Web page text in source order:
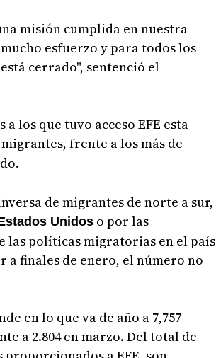
misión cumplida en nuestra
esfuerzo y para todos los
cerrado", sentenció el
los que tuvo acceso EFE esta
migrantes, frente a los más de
de migrantes de norte a sur,
Unidoso por las
las políticas migratorias en el país
a finales de enero, el número no
en lo que va de año a 7,757
a 2.804 en marzo. Del total de